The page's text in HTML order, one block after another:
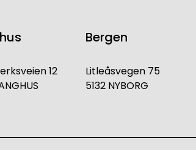
12
Bergen
Litleåsvegen 75
5132 NYBORG